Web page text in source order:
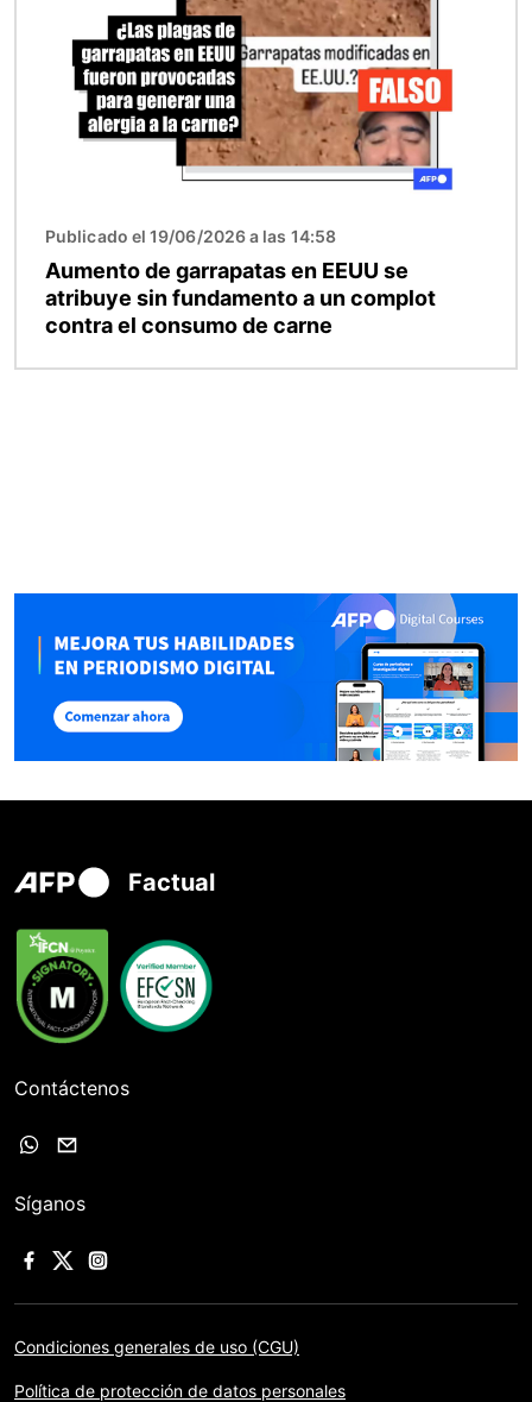
Publicado el 19/06/2026 a las 14:58
Aumento de garrapatas en EEUU se
atribuye sin fundamento a un complot
contra el consumo de carne
Factual
Contáctenos
Síganos
Condiciones generales de uso (CGU)
Política de protección de datos personales